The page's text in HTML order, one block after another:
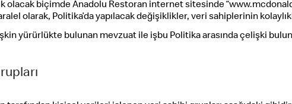
olacak biçimde Anadolu Restoran internet sitesinde
olarak, Politika’da yapılacak değişiklikler, veri sahiplerinin
yürürlükte bulunan mevzuat ile işbu Politika arasında çelişki